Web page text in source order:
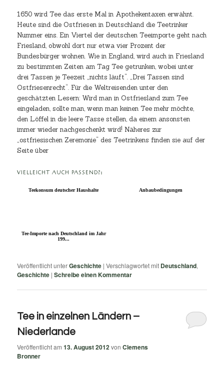
1650 wird Tee das erste Mal in Apothekentaxen erwähnt.
Heute sind die Ostfriesen in Deutschland die Teetrinker
Nummer eins. Ein Viertel der deutschen Teeimporte geht nach
Friesland, obwohl dort nur etwa vier Prozent der
Bundesbürger wohnen. Wie in England, wird auch in Friesland
zu bestimmten Zeiten am Tag Tee getrunken, wobei unter
drei Tassen je Teezeit „nichts läuft“. „Drei Tassen sind
Ostfriesenrecht“. Für die Weltreisenden unter den
geschätzten Lesern: Wird man in Ostfriesland zum Tee
eingeladen, sollte man, wenn man keinen Tee mehr möchte,
den Löffel in die leere Tasse stellen, da einem ansonsten
immer wieder nachgeschenkt wird! Näheres zur
„ostfriesischen Zeremonie“ des Teetrinkens finden sie auf der
Seite über
VIELLEICHT AUCH PASSEND?:
Teekonsum deutscher Haushalte Anbaubedingungen
Tee-Importe nach Deutschland im Jahr
199...
Veröffentlicht unterGeschichte |Verschlagwortet mit Deutschland,
Geschichte |Schreibe einen Kommentar
Tee in einzelnen Ländern –
Niederlande
Veröffentlicht am13. August 2012vonClemens
Bronner